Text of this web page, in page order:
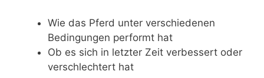
Wie das Pferd unter verschiedenen
Bedingungen performt hat
Ob es sich in letzter Zeit verbessert oder
verschlechtert hat